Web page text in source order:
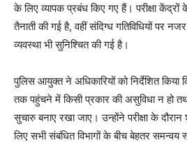
के लिए व्यापक प्रबंध किए गए हैं। परीक्षा
तैनाती की गई है, वहीं संदिग्ध गतिविधियों पर
व्यवस्था भी सुनिश्चित की गई है।
पुलिस आयुक्त ने अधिकारियों को निर्देशित किया
तक पहुंचने में किसी प्रकार की असुविधा न हो
सुचारु बनाए रखा जाए। उन्होंने परीक्षा के
लिए सभी संबंधित विभागों के बीच बेहतर समन्वय